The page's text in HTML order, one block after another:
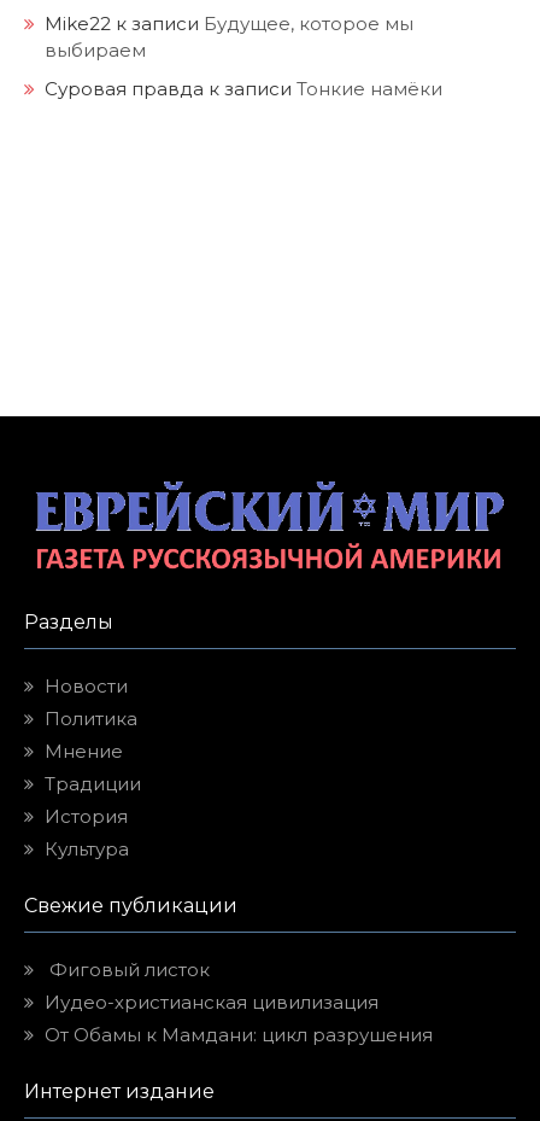
Mike22 к записи Будущее, которое мы
выбираем
Суровая правда к записи Тонкие намёки
Разделы
Новости
Политика
Мнение
Традиции
История
Культура
Свежие публикации
Фиговый листок
Иудео-христианская цивилизация
От Обамы к Мамдани: цикл разрушения
Интернет издание